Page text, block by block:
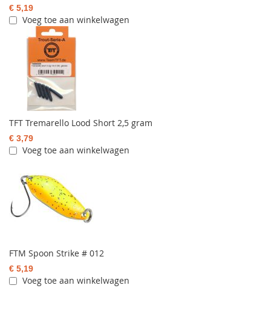
€ 5,19
Voeg toe aan winkelwagen
TFT Tremarello Lood Short 2,5 gram
€ 3,79
Voeg toe aan winkelwagen
FTM Spoon Strike # 012
€ 5,19
Voeg toe aan winkelwagen